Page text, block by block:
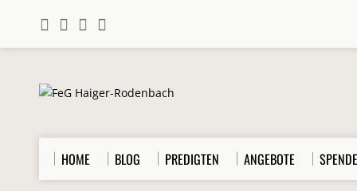
HOME BLOG PREDIGTEN ANGEBOTE